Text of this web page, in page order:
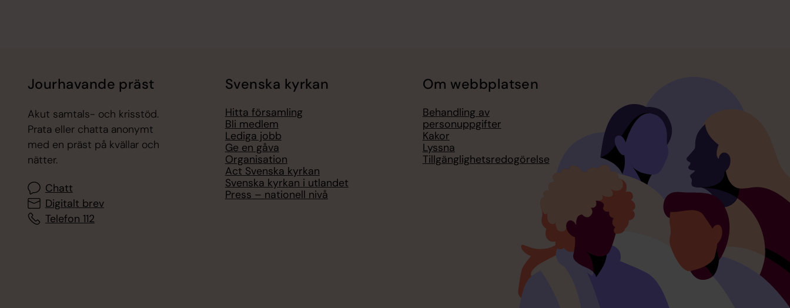
Jourhavande präst
Akut samtals- och krisstöd.
Prata eller chatta anonymt
med en präst på kvällar och
nätter.
Chatt
Digitalt brev
Telefon 112
Svenska kyrkan
Hitta församling
Bli medlem
Lediga jobb
Ge en gåva
Organisation
Act Svenska kyrkan
Svenska kyrkan i utlandet
Press – nationell nivå
Om webbplatsen
Behandling av
personuppgifter
Kakor
Lyssna
Tillgänglighetsredogörelse